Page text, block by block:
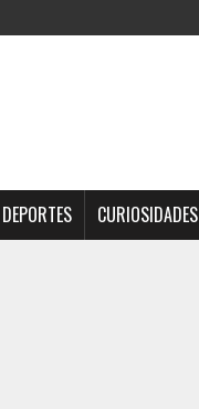
DEPORTES CURIOSIDADES